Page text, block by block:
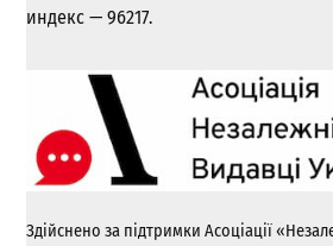
индекс — 96217.
Здійснено за підтримки Асоціації